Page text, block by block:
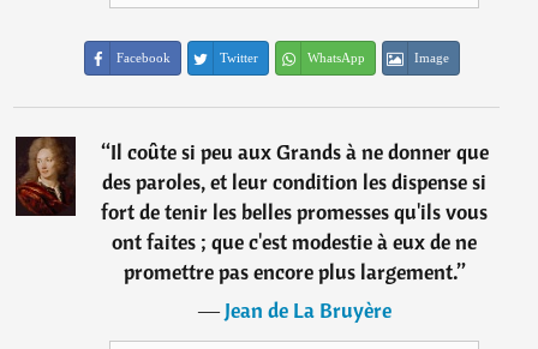
Facebook Twitter WhatsApp Image
“Il coûte si peu aux Grands à ne donner que
des paroles, et leur condition les dispense si
fort de tenir les belles promesses qu'ils vous
ont faites ; que c'est modestie à eux de ne
promettre pas encore plus largement.”
―Jean de La Bruyère